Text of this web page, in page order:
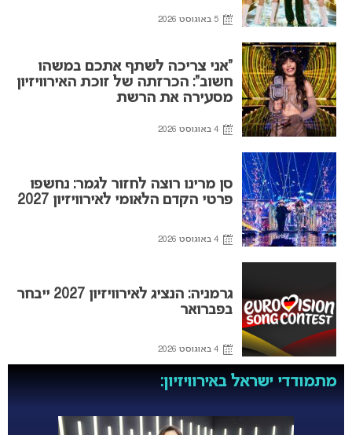
5 באוגוסט 2026
“אני צריכה לשתף אתכם במשהו
חשוב”: הכרזתה של זוכת האירוויזיון
מסעירה את הרשת
4 באוגוסט 2026
סן מרינו רוצה לחזור לגמר: נחשפו
פרטי הקדם הלאומי לאירוויזיון 2027
4 באוגוסט 2026
גרמניה: הנציג לאירוויזיון 2027 ייבחר
בפברואר
4 באוגוסט 2026
מתמודדי ישראל באירוויזיון: